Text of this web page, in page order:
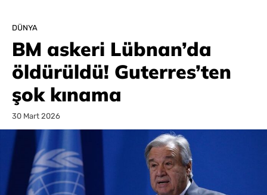
DÜNYA
BM askeri Lübnan’da
öldürüldü! Guterres’ten
şok kınama
30 Mart 2026